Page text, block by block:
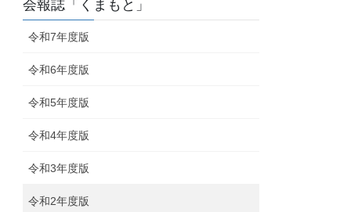
投
稿
会報誌「くまもと」
令和7年度版
令和6年度版
令和5年度版
令和4年度版
令和3年度版
令和2年度版